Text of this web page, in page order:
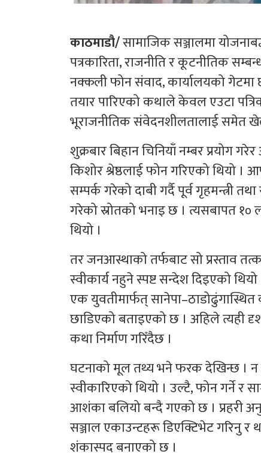
काठमाडौ/सामाजिक सञ्जालमा
पत्रकारिता, राजनीति र कूटनीतिक
नक्कली फोन संवाद, कार्यालयको
तयार पारिएको कथाले केवल एउटा
भूराजनीतिक संवेदनशीलतालाई समेत
शुक्रबार बिहान चिनियाँ नम्बर प्रयोग
किशोर श्रेष्ठलाई फोन गरिएको थियो
सम्पर्क गरेको दाबी गर्दै पूर्व गृहमन्त्री
गरेको स्रोतको भनाइ छ । त्यसबापत
थियो ।
तर जनआस्थाको तर्फबाट सो प्रस्ताव
स्वीकार्य नहुने स्पष्ट सन्देश दिइएको
एक युवतीमार्फत्
छाडिएको बताइएको छ । अहिले त्यही
कथा निर्माण गरिँदैछ ।
घटनाको मूल तथ्य भने फरक देखिन्छ ।
स्वीकारिएको थियो । उल्टै, फोन गर्ने
आशंका बलियो बन्दै गएको छ । प्रहरी
सञ्जाल एकाउन्टहरू डिएक्टिभेट गरिनु र
शंकास्पद बनाएको छ ।